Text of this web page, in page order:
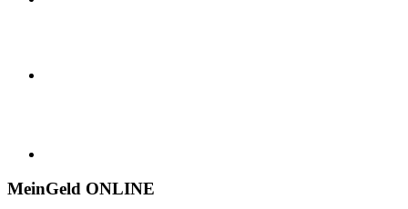
MeinGeld ONLINE